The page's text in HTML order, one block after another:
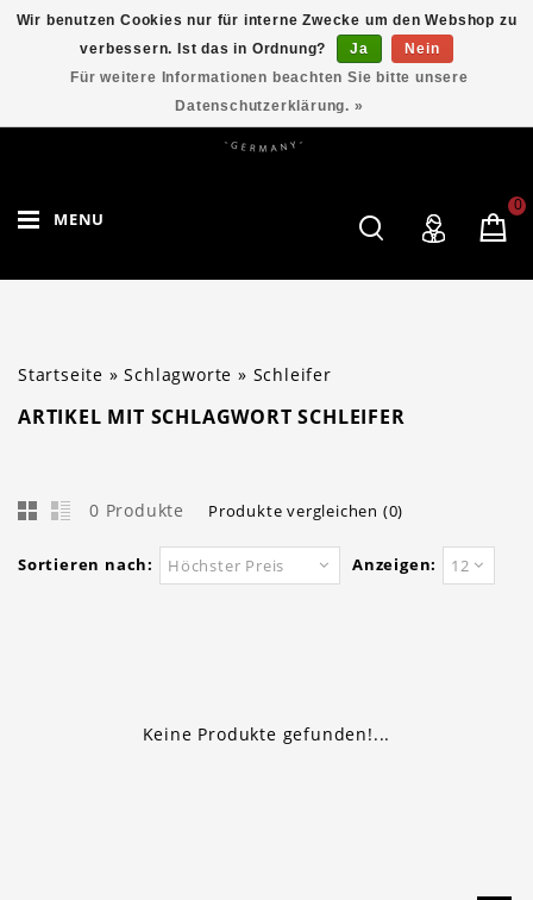
MENU
0
Startseite »Schlagworte » Schleifer
ARTIKEL MIT SCHLAGWORT SCHLEIFER
0 Produkte Produkte vergleichen (0)
Sortieren nach: Höchster Preis Anzeigen: 12
Keine Produkte gefunden!...
Wir benutzen Cookies nur für interne Zwecke um den Webshop zu
verbessern. Ist das in Ordnung?
Ja
Nein
Für weitere Informationen beachten Sie bitte unsere
Datenschutzerklärung. »